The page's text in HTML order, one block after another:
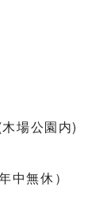
場公園内)
中無休）